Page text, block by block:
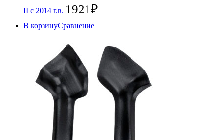
II с 2014 г.в. 1921₽
В корзинуСравнение